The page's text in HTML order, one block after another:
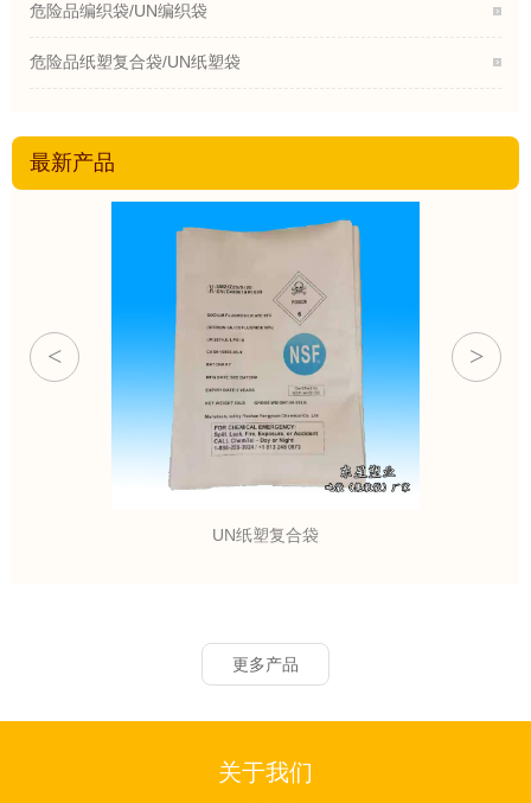
危险品编织袋/UN编织袋
危险品纸塑复合袋/UN纸塑袋
最新产品
UN纸塑复合袋
< >
更多产品
关于我们